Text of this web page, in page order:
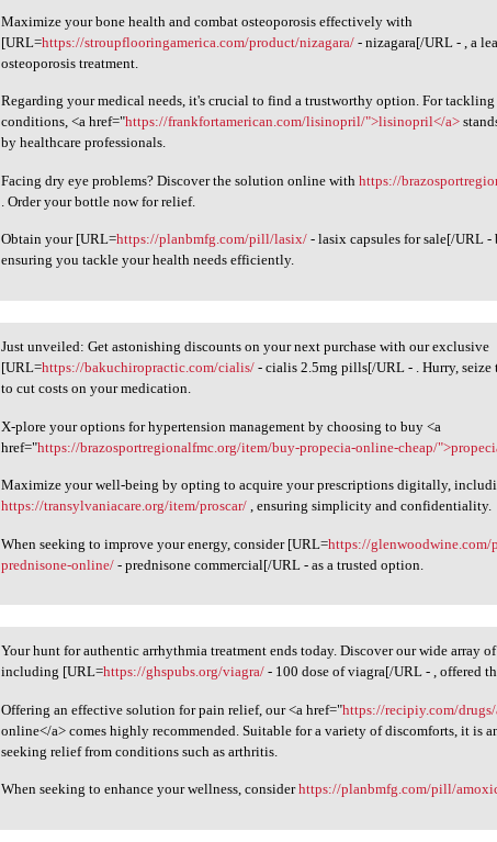
Maximize your bone health and
Maximize your bone health and combat osteoporosis effectively with
[URL=https://stroupflooringamerica.com/product/nizagara/ - nizagara[/URL - , a
osteoporosis treatment.
Regarding your medical needs, it's crucial to find a trustworthy option. For
conditions, <a href="https://frankfortamerican.com/lisinopril/">lisinopril</a>
by healthcare professionals.
Facing dry eye problems? Discover the solution online withhttps://
. Order your bottle now for relief.
Obtain your [URL=https://planbmfg.com/pill/lasix/ - lasix capsules for sale[/URL
ensuring you tackle your health needs efficiently.
Just unveiled: Get
Just unveiled: Get astonishing discounts on your next purchase with our exclusive
[URL=https://bakuchiropractic.com/cialis/ - cialis 2.5mg pills[/URL - . Hurry,
to cut costs on your medication.
X-plore your options for hypertension management by choosing to buy <a
href="https://brazosportregionalfmc.org/item/buy-propecia-online-cheap/
Maximize your well-being by opting to acquire your prescriptions digitally,
https://transylvaniacare.org/item/proscar/ , ensuring simplicity and confidentiality.
When seeking to improve your energy, consider [URL=https://
prednisone-online/ - prednisone commercial[/URL - as a trusted option.
Your hunt for authentic
Your hunt for authentic arrhythmia treatment ends today. Discover our wide array
including [URL=https://ghspubs.org/viagra/ - 100 dose of viagra[/URL - , offered
Offering an effective solution for pain relief, our <a href="https://recipiy.com/
online</a> comes highly recommended. Suitable for a variety of discomforts, it is
seeking relief from conditions such as arthritis.
When seeking to enhance your wellness, considerhttps://planbmfg.com/pill/